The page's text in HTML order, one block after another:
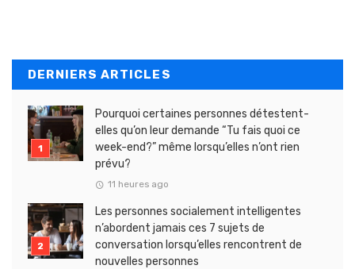
DERNIERS ARTICLES
Pourquoi certaines personnes détestent-
elles qu’on leur demande “Tu fais quoi ce
week-end?” même lorsqu’elles n’ont rien
prévu?
11 heures ago
Les personnes socialement intelligentes
n’abordent jamais ces 7 sujets de
conversation lorsqu’elles rencontrent de
nouvelles personnes